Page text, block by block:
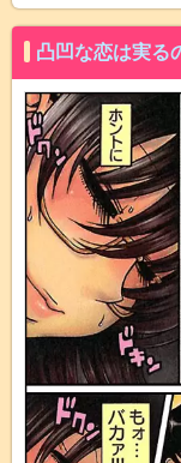
凸凹な恋は実る